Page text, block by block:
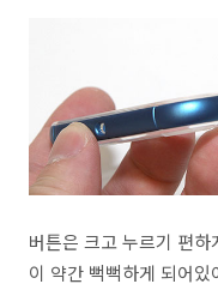
버튼은 크고 누르기 편
이 약간 뻑뻑하게 되어